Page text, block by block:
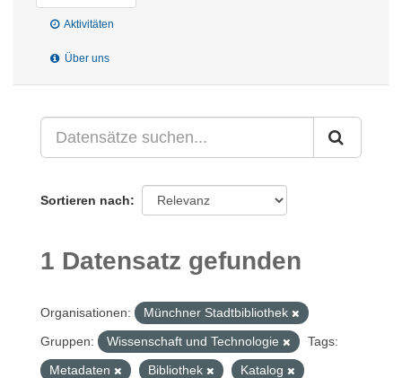
Aktivitäten
Über uns
Sortieren nach
1 Datensatz gefunden
Organisationen:
Münchner Stadtbibliothek
Gruppen:
Wissenschaft und Technologie
Tags:
Metadaten
Bibliothek
Katalog